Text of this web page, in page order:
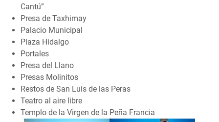
Cantú”
Presa de Taxhimay
Palacio Municipal
Plaza Hidalgo
Portales
Presa del Llano
Presas Molinitos
Restos de San Luis de las Peras
Teatro al aire libre
Templo de la Virgen de la Peña Francia